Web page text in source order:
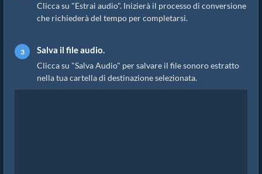
Clicca su "Estrai audio". Inizierà il processo di conversione
che richiederà del tempo per completarsi.
Salva il file audio.
Clicca su "Salva Audio" per salvare il file sonoro estratto
nella tua cartella di destinazione selezionata.